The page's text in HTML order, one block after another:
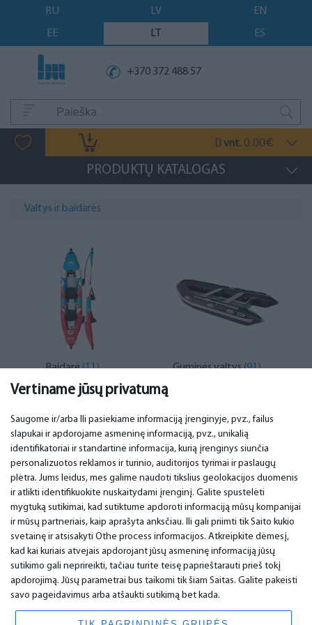
Vertiname jūsų privatumą
Saugome ir/arba Ili pasiekiame informaciją įrenginyje, pvz., failus
slapukai ir apdorojame asmeninę informaciją, pvz., unikalią
identifikatoriai ir standartinė informacija, kurią įrenginys siunčia
personalizuotos reklamos ir turinio, auditorijos tyrimai ir paslaugų
plėtra. Jums leidus, mes galime naudoti tikslius geolokacijos duomenis
ir atlikti identifikuokite nuskaitydami įrenginį. Galite spustelėti
mygtuką sutikimai, kad sutiktume apdoroti informaciją mūsų kompanijai
ir mūsų partneriais, kaip aprašyta anksčiau. Ili gali priimti tik Saito kukio
svetainę ir atsisakyti Othe process informacijos. Atkreipkite dėmesį,
kad kai kuriais atvejais apdorojant jūsų asmeninę informaciją jūsų
sutikimo gali neprireikti, tačiau turite teisę paprieštarauti prieš tokį
apdorojimą. Jūsų parametrai bus taikomi tik šiam Saitas. Galite pakeisti
savo pageidavimus arba atšaukti sutikimą bet kada.
RU LV
EN
EE
LT ES
+370 372 488 57
0 vnt. 0.00€
PRODUKTŲ KATALOGAS
Valtys ir baidarės
Baidarė(11) Guminės valtys(91)
SVARBU
Garantija
Mokėjimas
Naudojimo sąlygos
Privatumo politika
Kontaktai
Nuotolinė sutartis
KONTAKTINIAI DUOMENYS
Telefonas. +370 37248857
email: info@bm.lv
WhatsApp +371 27725222
Latvia, Riga, Krasta 89, LV-1019
© 2026 All Rights Reserved.
www.bm.market